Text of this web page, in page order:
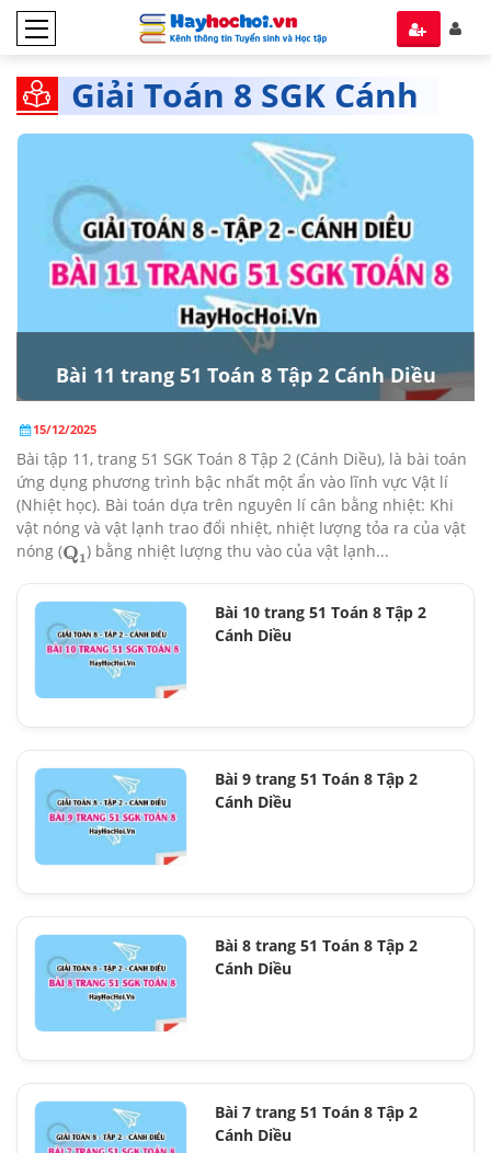
Giải Toán 8 SGK Cánh
Diều tập 2
Bài 11 trang 51 Toán 8 Tập 2 Cánh Diều
15/12/2025
Bài tập 11, trang 51 SGK Toán 8 Tập 2 (Cánh Diều), là bài toán
ứng dụng phương trình bậc nhất một ẩn vào lĩnh vực Vật lí
(Nhiệt học). Bài toán dựa trên nguyên lí cân bằng nhiệt: Khi
vật nóng và vật lạnh trao đổi nhiệt, nhiệt lượng tỏa ra của vật
nóng (Q1) bằng nhiệt lượng thu vào của vật lạnh...
Bài 10 trang 51 Toán 8 Tập 2
Cánh Diều
Bài 9 trang 51 Toán 8 Tập 2
Cánh Diều
Bài 8 trang 51 Toán 8 Tập 2
Cánh Diều
Bài 7 trang 51 Toán 8 Tập 2
Cánh Diều